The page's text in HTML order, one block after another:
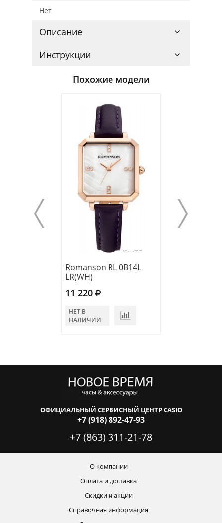
Нет
Описание
Инструкции
Похожие модели
Romanson RL 0B14L
LR(WH)
11 220
НЕТ В
НАЛИЧИИ
ОФИЦИАЛЬНЫЙ СЕРВИСНЫЙ ЦЕНТР CASIO
+7 (918) 892-47-93
+7 (863) 311-21-78
О компании
Оплата и доставка
Скидки и акции
Справочная информация